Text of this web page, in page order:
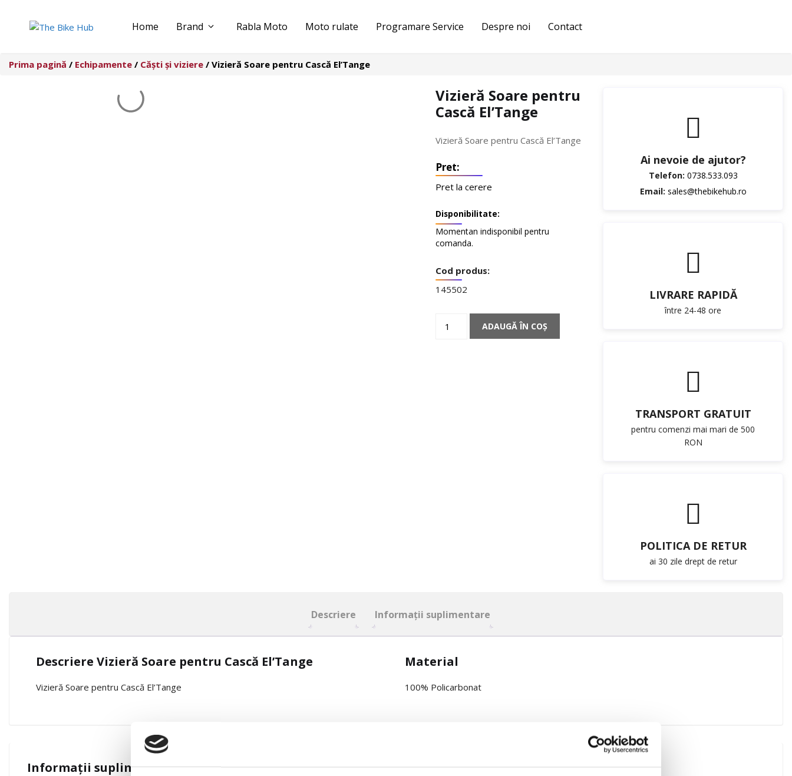
conținut
Home Brand Rabla Moto Moto rulate Programare Service Despre noi Contact
Prima pagină / Echipamente / Căști și viziere / Vizieră Soare pentru Cască El’Tange
Vizieră Soare pentru
Cască El’Tange
Vizieră Soare pentru Cască El’Tange
Pret la cerere
Disponibilitate:
Momentan indisponibil pentru
comanda.
Cod produs:
145502
Vizieră
ADAUGĂ ÎN COȘ
Ai nevoie de ajutor?
Telefon: 0738.533.093
Email: sales@thebikehub.ro
LIVRARE RAPIDĂ
între 24-48 ore
TRANSPORT GRATUIT
pentru comenzi mai mari de 500
RON
POLITICA DE RETUR
ai 30 zile drept de retur
Descriere Informații suplimentare
Descriere Vizieră Soare pentru Cască El’Tange
Vizieră Soare pentru Cască El’Tange
Material
100% Policarbonat
Informații suplimentare